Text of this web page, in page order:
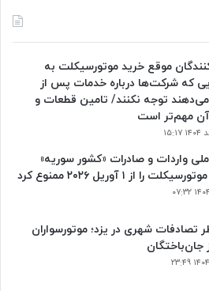
موقع خرید موتورسیکلت به
که شرکت‌ها درباره خدمات پس از
توجه نکنند/ تامین قطعات و
مهم‌تر است
واردات و صادرات «کشور سوریه»
را از ۱ آوریل ۲۰۲۶ ممنوع کرد
تصادفات شهری در یزد؛ موتورسواران
جان‌باختگان